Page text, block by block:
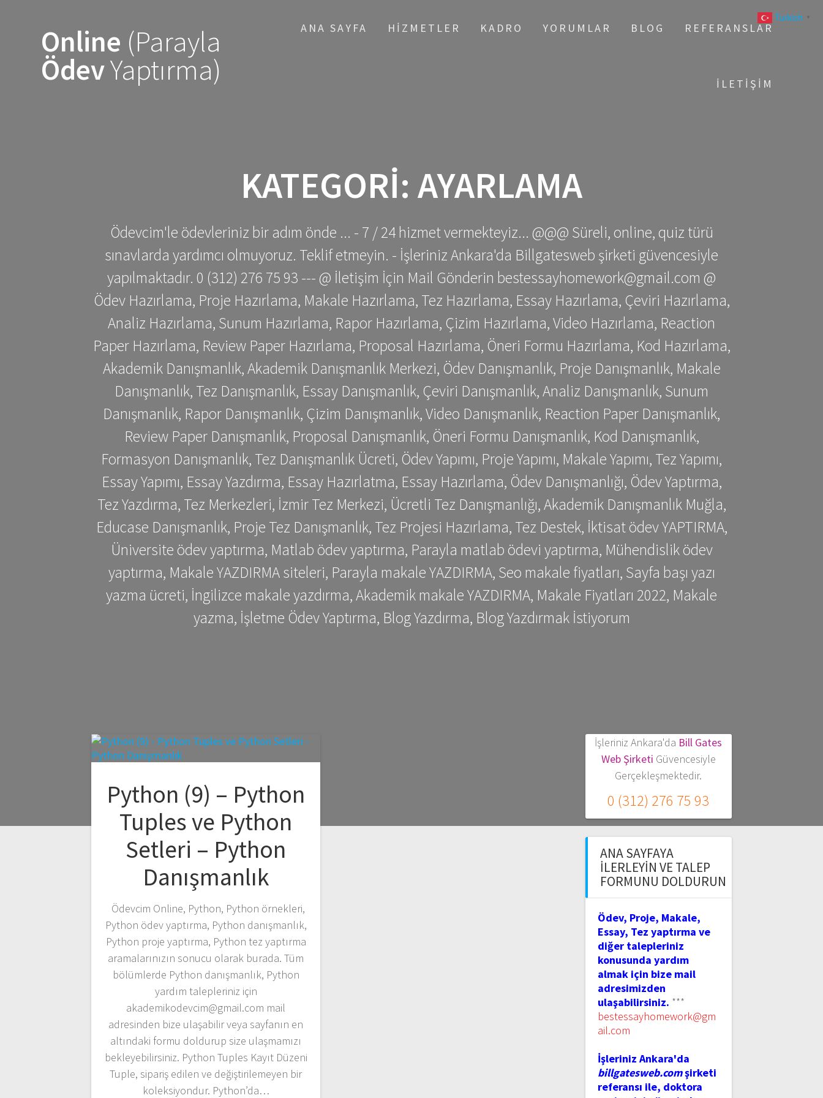
Online (Parayla
ÖdevYaptırma)
ANA SAYFA HIZMETLER KADRO YORUMLAR BLOG REFERANSLAR
İLETIŞIM
KATEGORI: AYARLAMA
Ödevcim'le ödevleriniz bir adım önde ... - 7 / 24 hizmet vermekteyiz... @@@ Süreli, online, quiz türü
sınavlarda yardımcı olmuyoruz. Teklif etmeyin. - İşleriniz Ankara'da Billgatesweb şirketi güvencesiyle
yapılmaktadır. 0 (312) 276 75 93 --- @ İletişim İçin Mail Gönderin bestessayhomework@gmail.com @
Ödev Hazırlama, Proje Hazırlama, Makale Hazırlama, Tez Hazırlama, Essay Hazırlama, Çeviri Hazırlama,
Analiz Hazırlama, Sunum Hazırlama, Rapor Hazırlama, Çizim Hazırlama, Video Hazırlama, Reaction
Paper Hazırlama, Review Paper Hazırlama, Proposal Hazırlama, Öneri Formu Hazırlama, Kod Hazırlama,
Akademik Danışmanlık, Akademik Danışmanlık Merkezi, Ödev Danışmanlık, Proje Danışmanlık, Makale
Danışmanlık, Tez Danışmanlık, Essay Danışmanlık, Çeviri Danışmanlık, Analiz Danışmanlık, Sunum
Danışmanlık, Rapor Danışmanlık, Çizim Danışmanlık, Video Danışmanlık, Reaction Paper Danışmanlık,
Review Paper Danışmanlık, Proposal Danışmanlık, Öneri Formu Danışmanlık, Kod Danışmanlık,
Formasyon Danışmanlık, Tez Danışmanlık Ücreti, Ödev Yapımı, Proje Yapımı, Makale Yapımı, Tez Yapımı,
Essay Yapımı, Essay Yazdırma, Essay Hazırlatma, Essay Hazırlama, Ödev Danışmanlığı, Ödev Yaptırma,
Tez Yazdırma, Tez Merkezleri, İzmir Tez Merkezi, Ücretli Tez Danışmanlığı, Akademik Danışmanlık Muğla,
Educase Danışmanlık, Proje Tez Danışmanlık, Tez Projesi Hazırlama, Tez Destek, İktisat ödev YAPTIRMA,
Üniversite ödev yaptırma, Matlab ödev yaptırma, Parayla matlab ödevi yaptırma, Mühendislik ödev
yaptırma, Makale YAZDIRMA siteleri, Parayla makale YAZDIRMA, Seo makale fiyatları, Sayfa başı yazı
yazma ücreti, İngilizce makale yazdırma, Akademik makale YAZDIRMA, Makale Fiyatları 2022, Makale
yazma, İşletme Ödev Yaptırma, Blog Yazdırma, Blog Yazdırmak İstiyorum
Python (9) – Python
Tuples ve Python
Setleri – Python
Danışmanlık
Ödevcim Online, Python, Python örnekleri,
Python ödev yaptırma, Python danışmanlık,
Python proje yaptırma, Python tez yaptırma
aramalarınızın sonucu olarak burada. Tüm
bölümlerde Python danışmanlık, Python
yardım talepleriniz için
akademikodevcim@gmail.com mail
adresinden bize ulaşabilir veya sayfanın en
altındaki formu doldurup size ulaşmamızı
bekleyebilirsiniz. Python Tuples Kayıt Düzeni
Tuple, sipariş edilen ve değiştirilemeyen bir
koleksiyondur. Python’da…
İşleriniz Ankara'da Bill Gates
Web Şirketi Güvencesiyle
Gerçekleşmektedir.
0 (312) 276 75 93
ANA SAYFAYA
İLERLEYIN VE TALEP
FORMUNU DOLDURUN
Ödev, Proje, Makale,
Essay, Tez yaptırma ve
diğer talepleriniz
konusunda yardım
almak için bize mail
adresimizden
ulaşabilirsiniz. ***
bestessayhomework@gm
ail.com
İşleriniz Ankara'da
billgatesweb.comşirketi
referansı ile, doktora
Turkish ▼